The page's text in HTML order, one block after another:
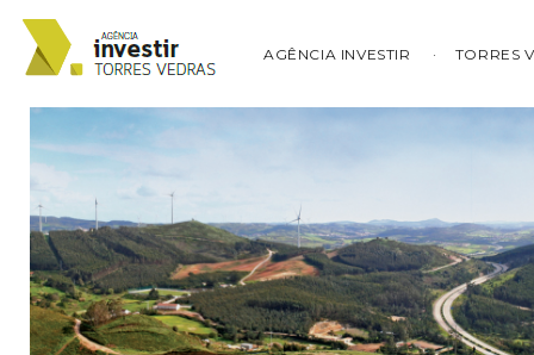
AGÊNCIA INVESTIR TORRES